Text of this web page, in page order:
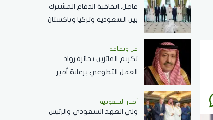
لحماية أمنها وسيادتها
عاجل..اتفاقية الدفاع المشترك
بين السعودية وتركيا وباكستان
الاستقرار بالمنطقة
فن وثقافة
تكريم الفائزين بجائزة رواد
العمل التطوعي برعاية أمير
أخبار السعودية
ولي العهد السعودي والرئيس